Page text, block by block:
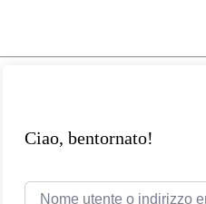
Ciao, bentornato!